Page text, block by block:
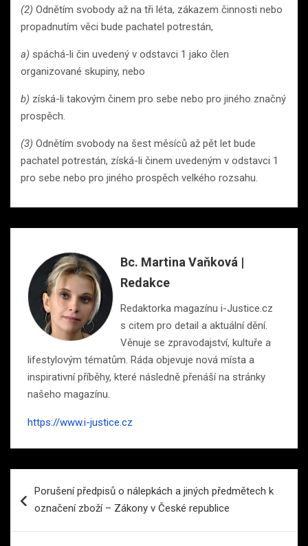
(2) Odnětím svobody až na tři léta, zákazem činnosti nebo
propadnutím věci bude pachatel potrestán,
a) spáchá-li čin uvedený v odstavci 1 jako člen
organizované skupiny, nebo
b) získá-li takovým činem pro sebe nebo pro jiného značný
prospěch.
(3) Odnětím svobody na šest měsíců až pět let bude
pachatel potrestán, získá-li činem uvedeným v odstavci 1
pro sebe nebo pro jiného prospěch velkého rozsahu.
Bc. Martina Vaňková |
Redakce
Redaktorka magazínu i-Justice.cz
s citem pro detail a aktuální dění.
Věnuje se zpravodajství, kultuře a
lifestylovým tématům. Ráda objevuje nová místa a
inspirativní příběhy, které následně přenáší na stránky
našeho magazínu.
https://www.i-justice.cz
proPorušení předpisů o nálepkách a jiných předmětech k
označení zboží – Zákony v České republice